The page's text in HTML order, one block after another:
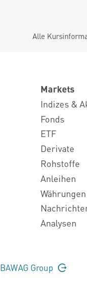
Alle
Markets
Indizes &
Fonds
ETF
Derivate
Rohstoffe
Anleihen
Analysen
BAWAG Group